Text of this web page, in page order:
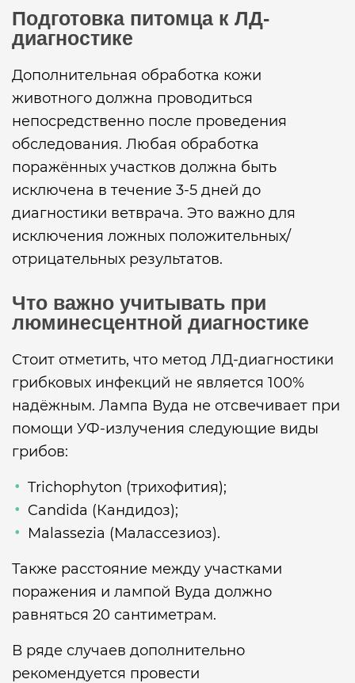
Подготовка питомца к ЛД-
диагностике
Дополнительная обработка кожи
животного должна проводиться
непосредственно после проведения
обследования. Любая обработка
поражённых участков должна быть
исключена в течение 3-5 дней до
диагностики ветврача. Это важно для
исключения ложных положительных/
отрицательных результатов.
Что важно учитывать при
люминесцентной диагностике
Стоит отметить, что метод ЛД-диагностики
грибковых инфекций не является 100%
надёжным. Лампа Вуда не отсвечивает при
помощи УФ-излучения следующие виды
грибов:
Trichophyton (трихофития);
Candida (Кандидоз);
Malassezia (Малассезиоз).
Также расстояние между участками
поражения и лампой Вуда должно
равняться 20 сантиметрам.
В ряде случаев дополнительно
рекомендуется провести